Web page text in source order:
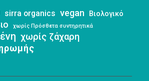
sirra organics vegan Βιολογικό
χωρίς Πρόσθετα συντηρητικά
χωρίς ζάχαρη